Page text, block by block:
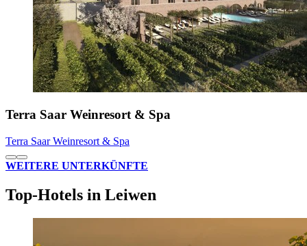
Terra Saar Weinresort & Spa
Terra Saar Weinresort & Spa
WEITERE UNTERKÜNFTE
Top-Hotels in Leiwen